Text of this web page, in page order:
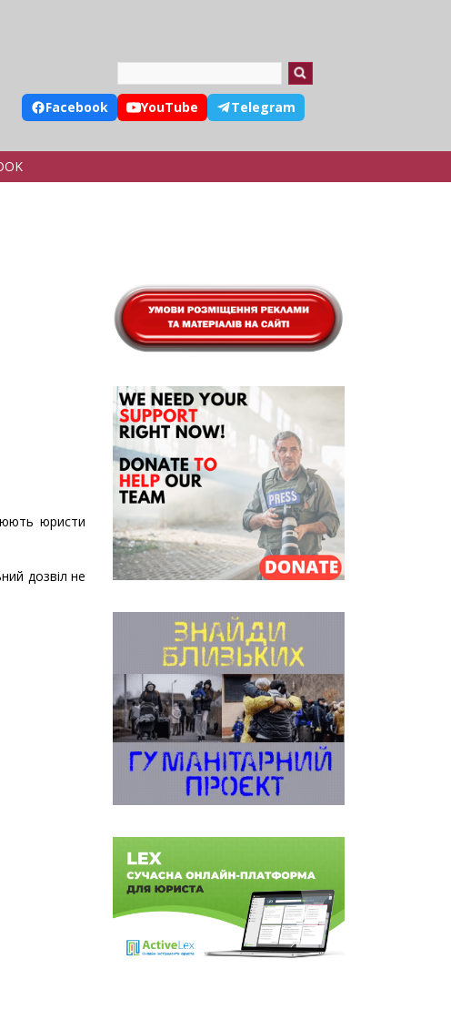
Facebook YouTube Telegram
юристи
дозвіл не